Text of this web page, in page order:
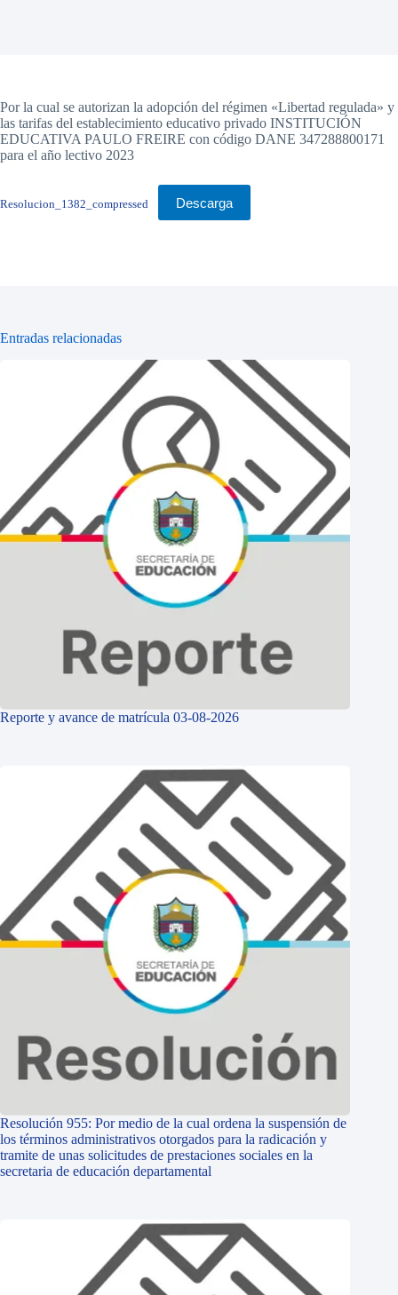
Por la cual se autorizan la adopción del régimen «Libertad regulada» y
las tarifas del establecimiento educativo privado INSTITUCIÓN
EDUCATIVA PAULO FREIRE con código DANE 347288800171
para el año lectivo 2023
Resolucion_1382_compressed Descarga
Entradas relacionadas
Reporte y avance de matrícula 03-08-2026
Resolución 955: Por medio de la cual ordena la suspensión de
los términos administrativos otorgados para la radicación y
tramite de unas solicitudes de prestaciones sociales en la
secretaria de educación departamental